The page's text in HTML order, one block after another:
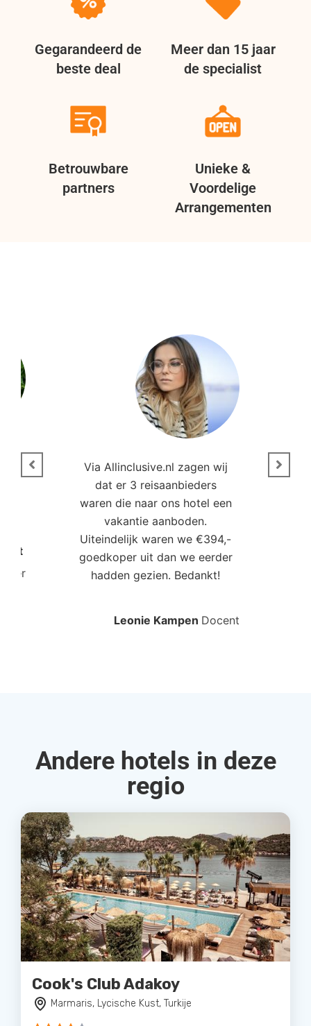
Gegarandeerd de
beste deal
Meer dan 15 jaar
de specialist
Betrouwbare
partners
Unieke &
Voordelige
Arrangementen
Via Allinclusive.nl zagen wij
dat er 3 reisaanbieders
waren die naar ons hotel een
vakantie aanboden.
Uiteindelijk waren we €394,-
goedkoper uit dan we eerder
hadden gezien. Bedankt!
Leonie Kampen Docent
Andere hotels in deze
regio
Cook's Club Adakoy
Marmaris, Lycische Kust, Turkije